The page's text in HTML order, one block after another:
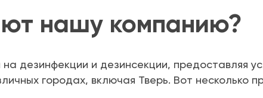
нашу компанию?
дезинфекции и дезинсекции, предоставляя
городах, включая Тверь. Вот несколько